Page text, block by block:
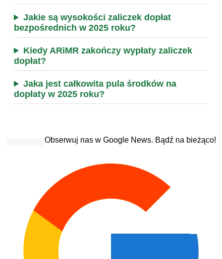
Jakie są wysokości zaliczek dopłat
bezpośrednich w 2025 roku?
Kiedy ARiMR zakończy wypłaty zaliczek
dopłat?
Jaka jest całkowita pula środków na
dopłaty w 2025 roku?
Obserwuj nas w Google News. Bądź na bieżąco!